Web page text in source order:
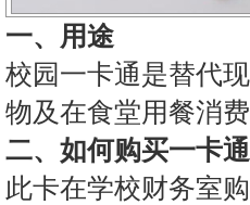
一、用途
校园一卡通是替代
物及在食堂用餐消费
二、如何购买一卡通
此卡在学校财务室